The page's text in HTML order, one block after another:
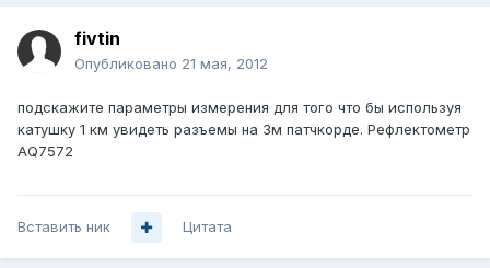
fivtin
Опубликовано 21 мая, 2012
подскажите параметры измерения для того что бы используя
катушку 1 км увидеть разъемы на 3м патчкорде. Рефлектометр
AQ7572
Вставить ник Цитата